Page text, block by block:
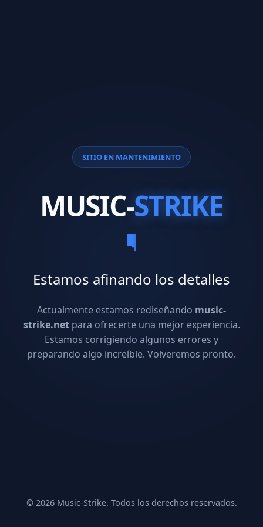
SITIO EN MANTENIMIENTO
MUSIC-STRIKE
Estamos afinando los detalles
Actualmente estamos rediseñando music-
strike.netpara ofrecerte una mejor experiencia.
Estamos corrigiendo algunos errores y
preparando algo increíble. Volveremos pronto.
© 2026 Music-Strike. Todos los derechos reservados.